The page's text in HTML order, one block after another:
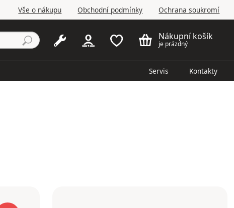
Vše o nákupu Obchodní podmínky Ochrana soukromí
Nákupní košík
je prázdný
Servis Kontakty